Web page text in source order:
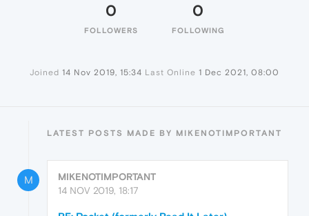
0
FOLLOWERS
0
FOLLOWING
Joined 14 Nov 2019, 15:34 Last Online 1 Dec 2021, 08:00
LATEST POSTS MADE BY MIKENOTIMPORTANT
M
MIKENOTIMPORTANT
14 NOV 2019, 18:17